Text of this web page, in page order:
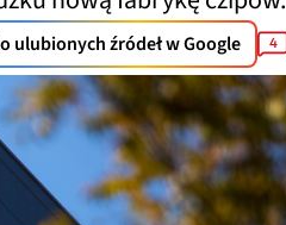
ulubionych źródeł w Google 4